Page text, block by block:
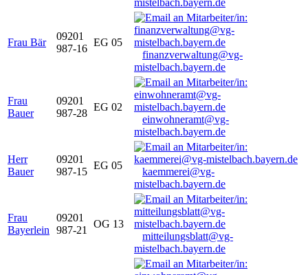
Frau Bär
09201
987-16
EG 05
finanzverwaltung@vg-
mistelbach.bayern.de
Frau
Bauer
09201
987-28
EG 02
einwohneramt@vg-
mistelbach.bayern.de
Herr
Bauer
09201
987-15
EG 05
kaemmerei@vg-
mistelbach.bayern.de
Frau
Bayerlein
09201
987-21
OG 13
mitteilungsblatt@vg-
mistelbach.bayern.de